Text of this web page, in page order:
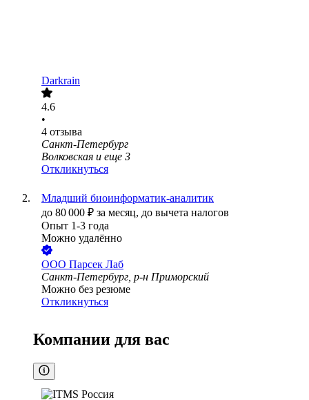
Darkrain
4.6
•
4 отзыва
Санкт-Петербург
Волковская и еще 3
Откликнуться
Младший биоинформатик-аналитик
до 80 000 ₽ за месяц, до вычета налогов
Опыт 1-3 года
Можно удалённо
ООО Парсек Лаб
Санкт-Петербург, р-н Приморский
Можно без резюме
Откликнуться
Компании для вас